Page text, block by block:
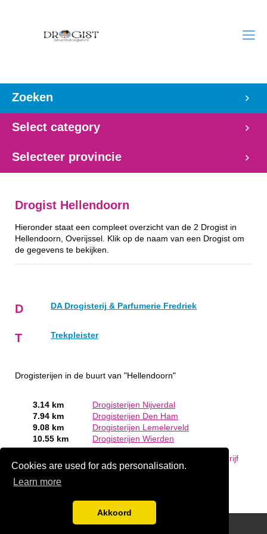
Cookies are used for ads personalisation.
Learn more
Akkoord
Zoeken
Select category
Selecteer provincie
Drogist Hellendoorn
Hieronder staat een compleet overzicht van de 2 Drogist in
Hellendoorn, Overijssel. Klik op de naam van een Drogist om
de gegevens te bekijken.
D DA Drogisterij & Parfumerie Fredriek
T Trekpleister
Drogisterijen in de buurt van "Hellendoorn"
3.14 km
Drogisterijen Nijverdal
7.94 km
Drogisterijen Den Ham
9.08 km
Drogisterijen Lemelerveld
10.55 km
Drogisterijen Wierden
Meld een bedrijf
gratis aan